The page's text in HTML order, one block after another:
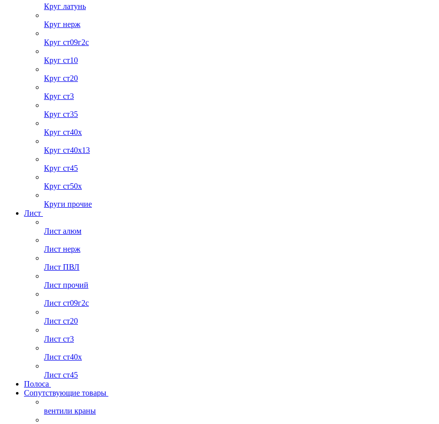
Круг латунь
Круг нерж
Круг ст09г2с
Круг ст10
Круг ст20
Круг ст3
Круг ст35
Круг ст40х
Круг ст40х13
Круг ст45
Круг ст50х
Круги прочие
Лист
Лист алюм
Лист нерж
Лист ПВЛ
Лист прочий
Лист ст09г2с
Лист ст20
Лист ст3
Лист ст40х
Лист ст45
Полоса
Сопутствующие товары
вентили краны